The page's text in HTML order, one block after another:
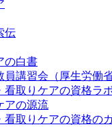
伝
の白書
員講習会（厚生労働
看取りケアの資格ラ
アの源流
看取りケアの資格の